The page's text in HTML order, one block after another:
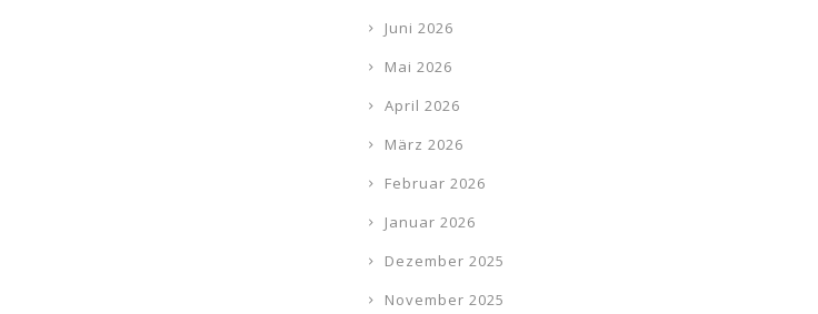
Juni 2026
Mai 2026
April 2026
März 2026
Februar 2026
Januar 2026
Dezember 2025
November 2025